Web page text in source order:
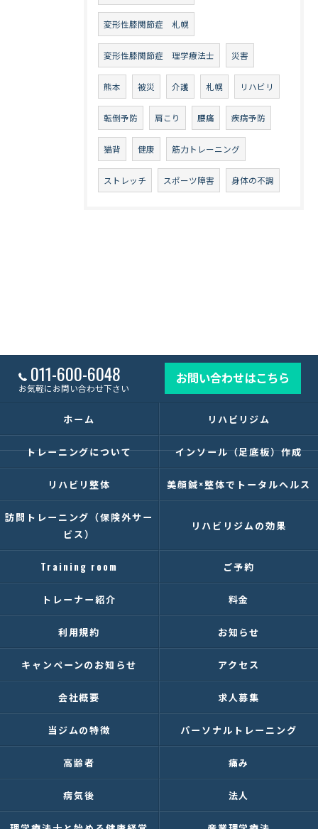
変形性膝関節症 札幌
変形性膝関節症 理学療法士 災害
熊本 被災 介護 札幌 リハビリ
転倒予防 肩こり 腰痛 疾病予防
猫背 健康 筋力トレーニング
ストレッチ スポーツ障害 身体の不調
011-600-6048
お気軽にお問い合わせ下さい
お問い合わせはこちら
ホーム リハビリジム
トレーニングについて インソール（足底板）作成
リハビリ整体 美顔鍼×整体でトータルヘルス
訪問トレーニング（保険外サー
ビス）
リハビリジムの効果
Training room ご予約
トレーナー紹介 料金
利用規約 お知らせ
キャンペーンのお知らせ アクセス
会社概要 求人募集
当ジムの特徴 パーソナルトレーニング
高齢者 痛み
病気後 法人